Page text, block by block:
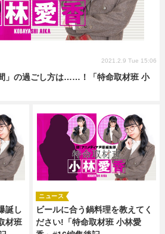
」の過ごし方は……！「特命取材班 小
2021.2.9 Tue 15:06
誕し
材班
ビールに合う鍋料理を教えてく
ださい!「特命取材班 小林愛
ニュース